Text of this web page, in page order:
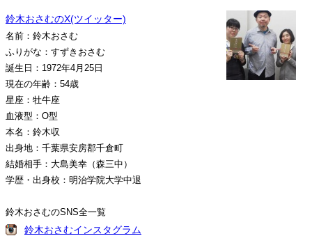
鈴木おさむのX(ツイッター)
名前：鈴木おさむ
ふりがな：すずきおさむ
誕生日：1972年4月25日
現在の年齢：54歳
星座：牡牛座
血液型：O型
本名：鈴木収
出身地：千葉県安房郡千倉町
結婚相手：大島美幸（森三中）
学歴・出身校：明治学院大学中退
鈴木おさむのSNS全一覧
鈴木おさむインスタグラム